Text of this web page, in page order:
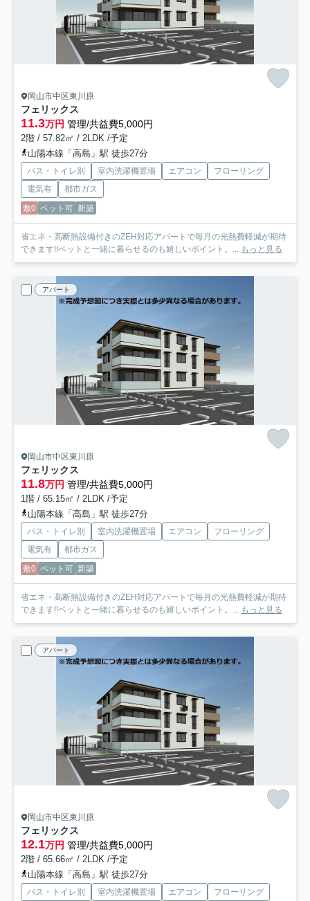
岡山市中区東川原
フェリックス
11.3万円 管理/共益費5,000円
2階 / 57.82㎡ / 2LDK /予定
山陽本線「高島」駅 徒歩27分
バス・トイレ別 室内洗濯機置場 エアコン
フローリング
電気有
都市ガス
敷0 ペット可 新築
省エネ・高断熱設備付きのZEH対応アパートで毎月の光熱費軽減が期待
できます!!ペットと一緒に暮らせるのも嬉しいポイント。...
もっと見る
アパート
岡山市中区東川原
フェリックス
11.8万円 管理/共益費5,000円
1階 / 65.15㎡ / 2LDK /予定
山陽本線「高島」駅 徒歩27分
バス・トイレ別 室内洗濯機置場 エアコン
フローリング
電気有
都市ガス
敷0 ペット可 新築
省エネ・高断熱設備付きのZEH対応アパートで毎月の光熱費軽減が期待
できます!!ペットと一緒に暮らせるのも嬉しいポイント。...
もっと見る
アパート
岡山市中区東川原
フェリックス
12.1万円 管理/共益費5,000円
2階 / 65.66㎡ / 2LDK /予定
山陽本線「高島」駅 徒歩27分
バス・トイレ別 室内洗濯機置場 エアコン
フローリング